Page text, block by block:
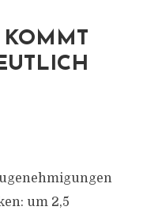
um 2,5